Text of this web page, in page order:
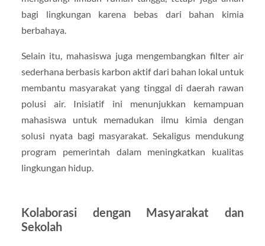
bagi lingkungan karena bebas dari bahan kimia
berbahaya.
Selain itu, mahasiswa juga mengembangkan filter air
sederhana berbasis karbon aktif dari bahan lokal untuk
membantu masyarakat yang tinggal di daerah rawan
polusi air. Inisiatif ini menunjukkan kemampuan
mahasiswa untuk memadukan ilmu kimia dengan
solusi nyata bagi masyarakat. Sekaligus mendukung
program pemerintah dalam meningkatkan kualitas
lingkungan hidup.
Kolaborasi dengan Masyarakat dan
Sekolah